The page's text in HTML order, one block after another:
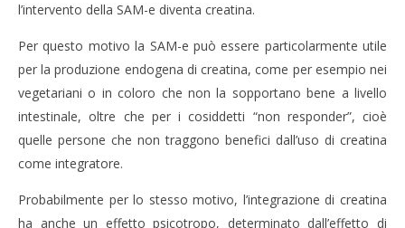
l’intervento della SAM-e diventa creatina.
Per questo motivo la SAM-e può essere particolarmente utile
per la produzione endogena di creatina, come per esempio nei
vegetariani o in coloro che non la sopportano bene a livello
intestinale, oltre che per i cosiddetti “non responder”, cioè
quelle persone che non traggono benefici dall’uso di creatina
come integratore.
Probabilmente per lo stesso motivo, l’integrazione di creatina
ha anche un effetto psicotropo, determinato dall’effetto di